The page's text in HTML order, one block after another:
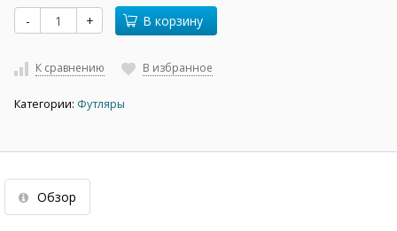
- + В корзину
К сравнению В избранное
Категории: Футляры
Обзор